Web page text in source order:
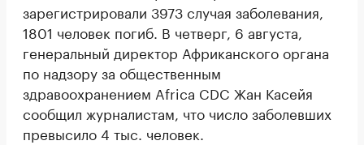
зарегистрировали 3973 случая заболевания,
1801 человек погиб. В четверг, 6 августа,
генеральный директор Африканского органа
по надзору за общественным
здравоохранением Africa CDC Жан Касейя
сообщил журналистам, что число заболевших
превысило 4 тыс. человек.